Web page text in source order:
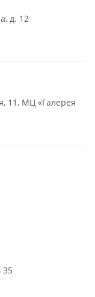
д. 12
11, МЦ «Галерея
35